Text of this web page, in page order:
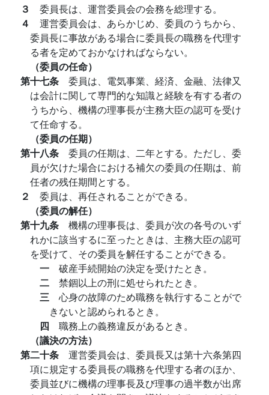
３ 委員長は、運営委員会の会務を総理する。
４ 運営委員会は、あらかじめ、委員のうちから、
委員長に事故がある場合に委員長の職務を代理す
る者を定めておかなければならない。
（委員の任命）
第十七条 委員は、電気事業、経済、金融、法律又
は会計に関して専門的な知識と経験を有する者の
うちから、機構の理事長が主務大臣の認可を受け
て任命する。
（委員の任期）
第十八条 委員の任期は、二年とする。ただし、委
員が欠けた場合における補欠の委員の任期は、前
任者の残任期間とする。
２ 委員は、再任されることができる。
（委員の解任）
第十九条 機構の理事長は、委員が次の各号のいず
れかに該当するに至ったときは、主務大臣の認可
を受けて、その委員を解任することができる。
一 破産手続開始の決定を受けたとき。
二 禁錮以上の刑に処せられたとき。
三 心身の故障のため職務を執行することがで
きないと認められるとき。
四 職務上の義務違反があるとき。
（議決の方法）
第二十条 運営委員会は、委員長又は第十六条第四
項に規定する委員長の職務を代理する者のほか、
委員並びに機構の理事長及び理事の過半数が出席